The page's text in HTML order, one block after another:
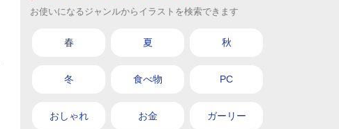
お使いになるジャンルからイラストを検索できます
春 夏 秋
冬 食べ物 PC
おしゃれ お金 ガーリー